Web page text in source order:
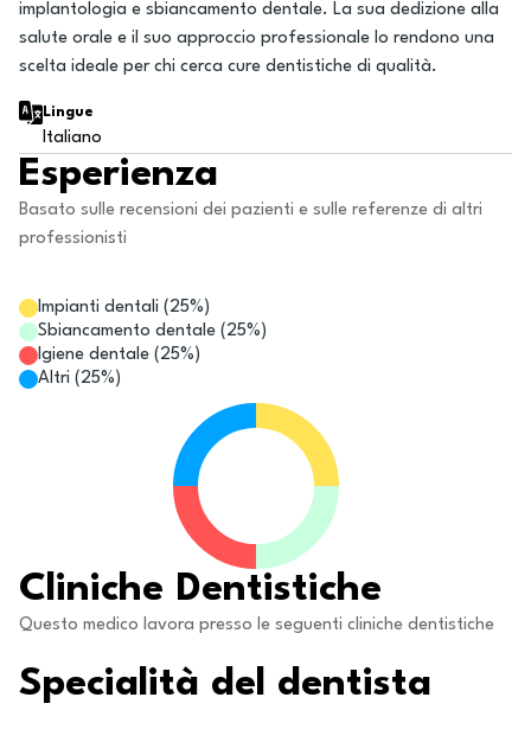
implantologia e sbiancamento dentale. La sua dedizione alla
salute orale e il suo approccio professionale lo rendono una
scelta ideale per chi cerca cure dentistiche di qualità.
Lingue
Italiano
Esperienza
Basato sulle recensioni dei pazienti e sulle referenze di altri
professionisti
Impianti dentali ( 25%)
Sbiancamento dentale ( 25%)
Igiene dentale ( 25%)
Altri ( 25%)
Cliniche Dentistiche
Questo medico lavora presso le seguenti cliniche dentistiche
Specialità del dentista